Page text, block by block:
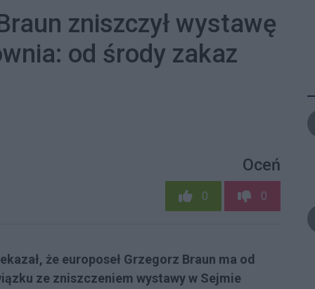
zniszczył wystawę
od środy zakaz
Oceń
0 0
że europoseł Grzegorz Braun ma od
ze zniszczeniem wystawy w Sejmie